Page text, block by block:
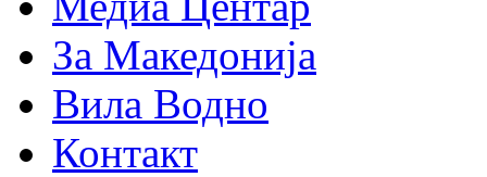
За Македонија
Вила Водно
Контакт